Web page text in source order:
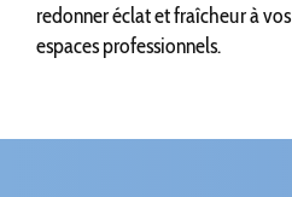
redonner éclat et fraîcheur à vos
espaces professionnels.